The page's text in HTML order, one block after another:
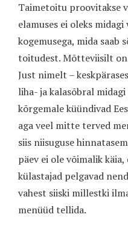
Taimetoitu proovitakse
elamuses ei oleks
kogemusega, mida saab
toitudest. Mõtteviisilt on
Just nimelt –
liha- ja kalasõbral midagi
kõrgemale küündivad
aga veel mitte terved
siis niisuguse
päev ei ole võimalik
külastajad pelgavad
vahest siiski millestki
menüüd tellida.